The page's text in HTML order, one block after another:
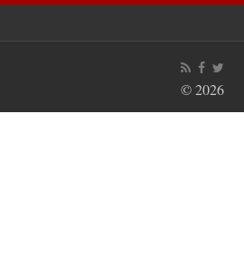
© 2026